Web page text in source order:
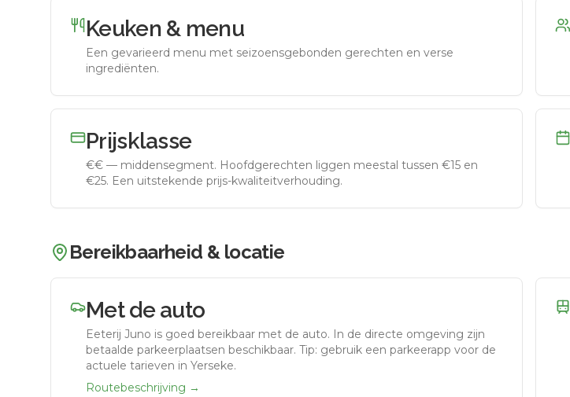
Keuken & menu
Een gevarieerd menu met seizoensgebonden gerechten en verse
ingrediënten.
Prijsklasse
€€ — middensegment. Hoofdgerechten liggen meestal tussen €15 en
€25. Een uitstekende prijs-kwaliteitverhouding.
Bereikbaarheid & locatie
Met de auto
Eeterij Juno is goed bereikbaar met de auto. In de directe omgeving zijn
betaalde parkeerplaatsen beschikbaar. Tip: gebruik een parkeerapp voor de
actuele tarieven in Yerseke.
Routebeschrijving →